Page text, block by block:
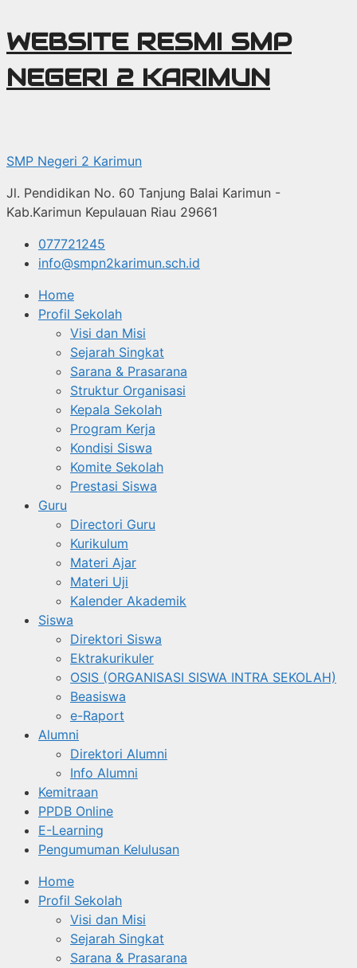
Langsung
ke
isi
WEBSITE RESMI SMP
NEGERI 2 KARIMUN
SMP Negeri 2 Karimun
Jl. Pendidikan No. 60 Tanjung Balai Karimun -
Kab.Karimun Kepulauan Riau 29661
077721245
info@smpn2karimun.sch.id
Home
Profil Sekolah
Visi dan Misi
Sejarah Singkat
Sarana & Prasarana
Struktur Organisasi
Kepala Sekolah
Program Kerja
Kondisi Siswa
Komite Sekolah
Prestasi Siswa
Guru
Directori Guru
Kurikulum
Materi Ajar
Materi Uji
Kalender Akademik
Siswa
Direktori Siswa
Ektrakurikuler
OSIS (ORGANISASI SISWA INTRA SEKOLAH)
Beasiswa
e-Raport
Alumni
Direktori Alumni
Info Alumni
Kemitraan
PPDB Online
E-Learning
Pengumuman Kelulusan
Home
Profil Sekolah
Visi dan Misi
Sejarah Singkat
Sarana & Prasarana